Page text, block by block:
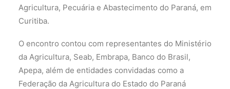
Agricultura, Pecuária e Abastecimento do Paraná, em
Curitiba.
O encontro contou com representantes do Ministério
da Agricultura, Seab, Embrapa, Banco do Brasil,
Apepa, além de entidades convidadas como a
Federação da Agricultura do Estado do Paraná